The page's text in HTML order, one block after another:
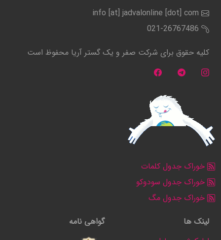
info [at] jadvalonline [dot] com
021-26767486
کلیه حقوق برای شرکت صفر و یک گستر آریا محفوظ است
خوراک جدول کلمات
خوراک جدول سودوکو
خوراک جدول مگ
لینک ها
گواهی نامه